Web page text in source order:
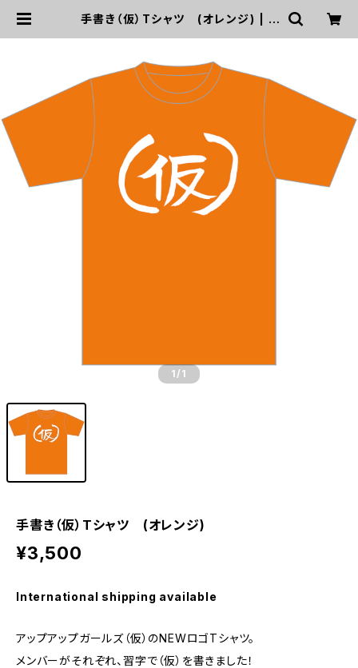
手書き（仮）Tシャツ (オレンジ) | U
1 /1
手書き（仮）Tシャツ (オレンジ)
¥3,500
International shipping available
アップアップガールズ（仮）のNEWロゴTシャツ。
メンバーがそれぞれ、習字で（仮）を書きました！